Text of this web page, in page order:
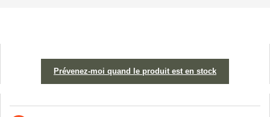
Prévenez-moi quand le produit est en stock